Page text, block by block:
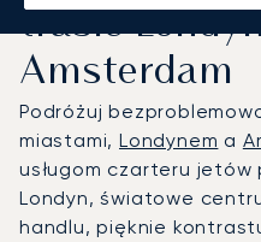
trasie
Amsterdam
Podróżuj
miastami,Londynem a
usługom czarteru
Londyn, światowe
handlu, pięknie